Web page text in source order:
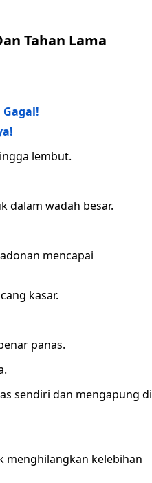
Tahan Lama
lembut.
dalam wadah besar.
mencapai
kasar.
panas.
sendiri dan mengapung di
menghilangkan kelebihan